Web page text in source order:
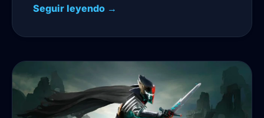
Seguir leyendo →